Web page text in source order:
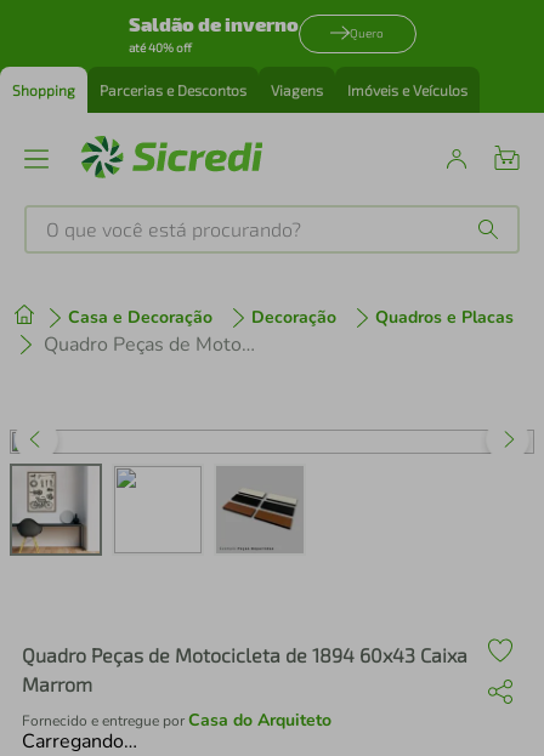
Saldão de inverno
até 40% off
Quero
Shopping Parcerias e Descontos Viagens Imóveis e Veículos
O que você está procurando?
Casa e Decoração Decoração Quadros e Placas
Quadro Peças de Motocicleta de 1894 60x43 Caixa Marrom
Quadro Peças de Motocicleta de 1894 60x43 Caixa
Marrom
Fornecido e entregue porCasa do Arquiteto
Carregando…
1º tenis
perfume
4º